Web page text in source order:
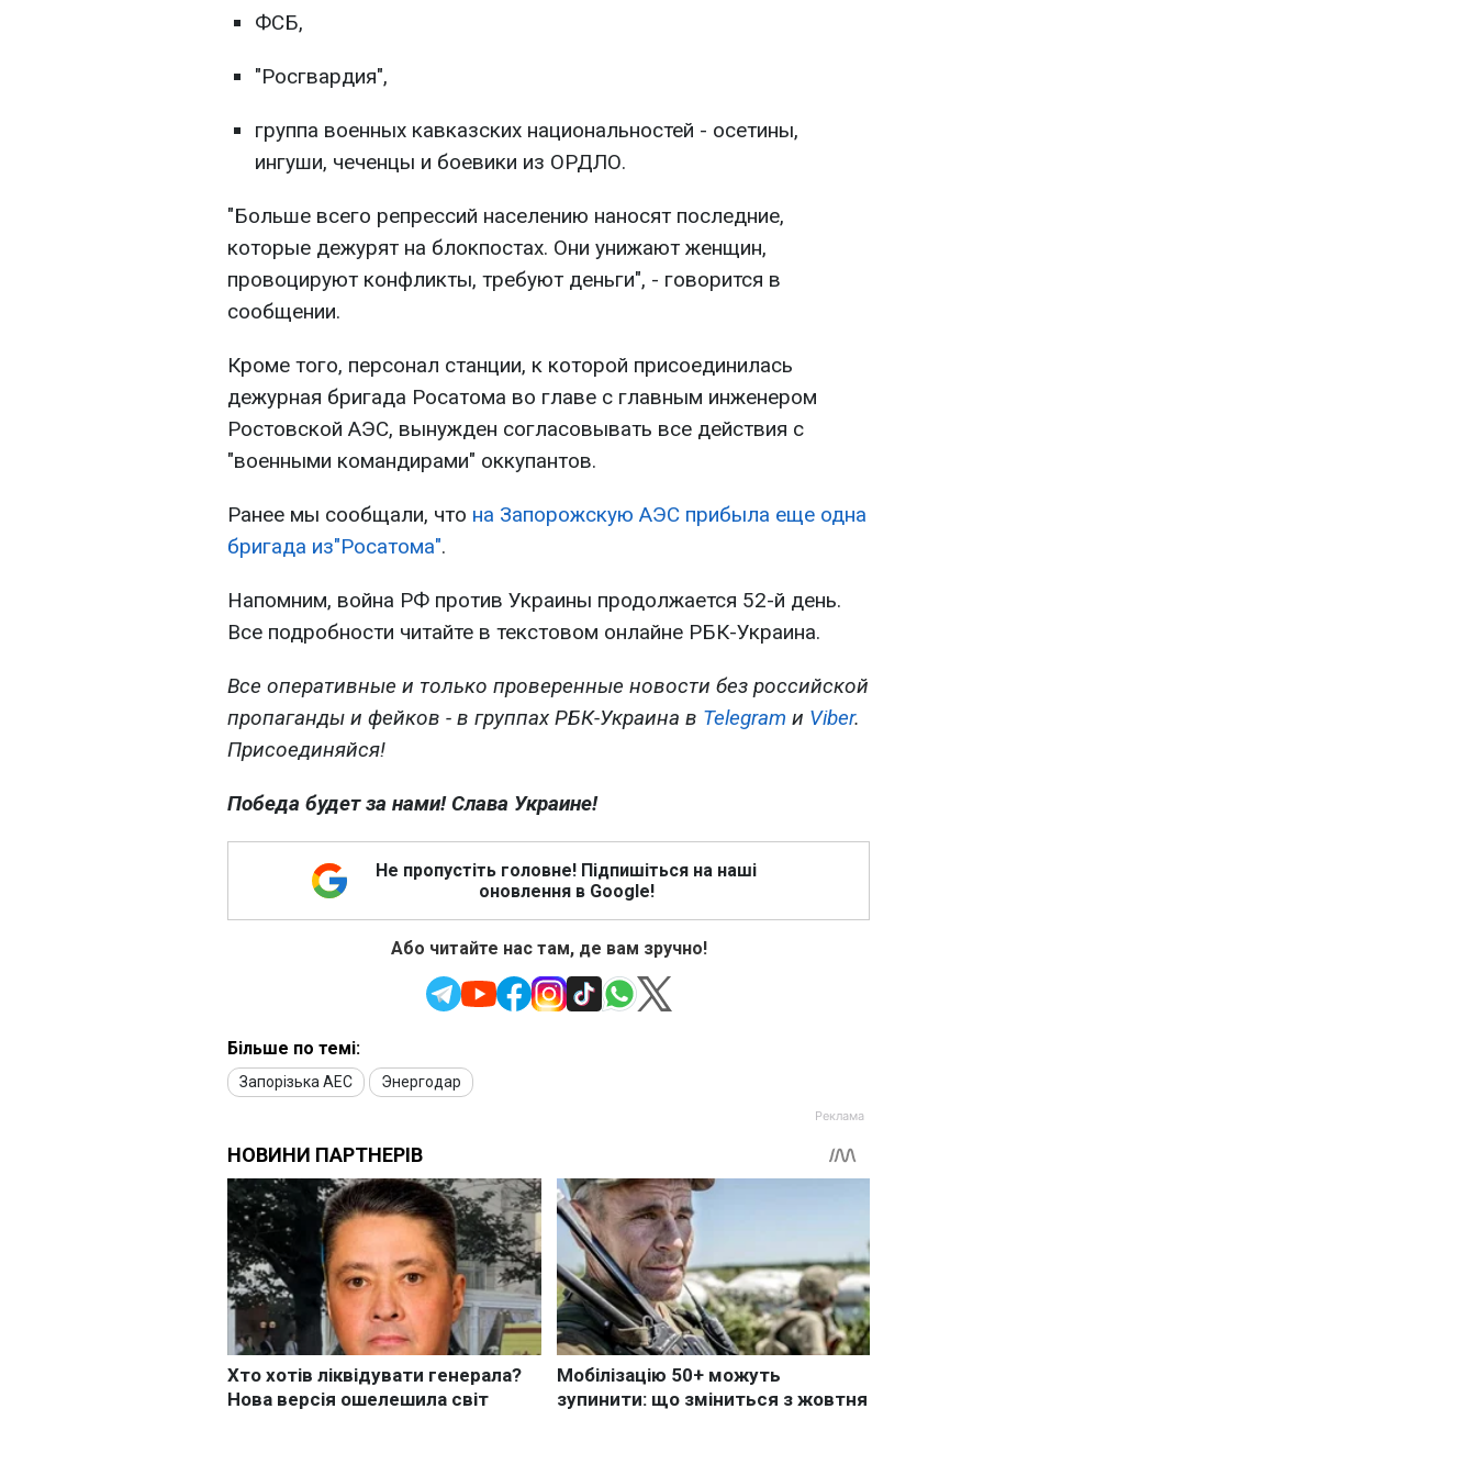
ФСБ,
"Росгвардия",
группа военных кавказских национальностей - осетины,
ингуши, чеченцы и боевики из ОРДЛО.
"Больше всего репрессий населению наносят последние,
которые дежурят на блокпостах. Они унижают женщин,
провоцируют конфликты, требуют деньги", - говорится в
сообщении.
Кроме того, персонал станции, к которой присоединилась
дежурная бригада Росатома во главе с главным инженером
Ростовской АЭС, вынужден согласовывать все действия с
"военными командирами" оккупантов.
Ранее мы сообщали, что на Запорожскую АЭС прибыла еще одна
бригада из"Росатома".
Напомним, война РФ против Украины продолжается 52-й день.
Все подробности читайте в текстовом онлайне РБК-Украина.
Все оперативные и только проверенные новости без российской
пропаганды и фейков - в группах РБК-Украина в Telegram и Viber.
Присоединяйся!
Победа будет за нами! Слава Украине!
Не пропустіть головне! Підпишіться на наші
оновлення в Google!
Або читайте нас там, де вам зручно!
Більше по темі:
Запорізька АЕС Энергодар